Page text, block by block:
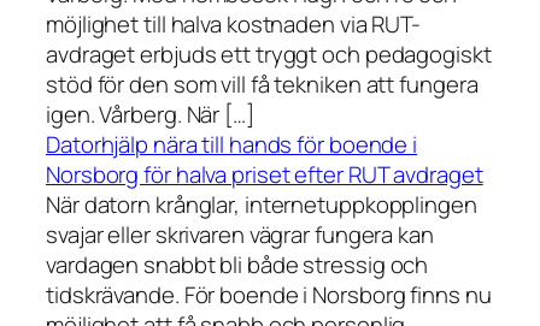
möjlighet till halva kostnaden via RUT-
avdraget erbjuds ett tryggt och pedagogiskt
stöd för den som vill få tekniken att fungera
igen. Vårberg. När […]
Datorhjälp nära till hands för boende i
Norsborg för halva priset efter RUT avdraget
När datorn krånglar, internetuppkopplingen
svajar eller skrivaren vägrar fungera kan
vardagen snabbt bli både stressig och
tidskrävande. För boende i Norsborg finns nu